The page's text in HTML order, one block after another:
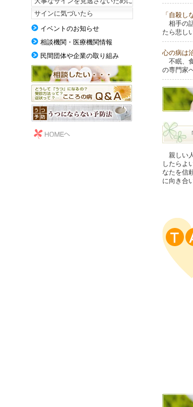
サインに気づいたら
イベントのお知らせ
相談機関・医療機関情報
民間団体や企業の取り組み
「自殺し
相手の
たら悲し
心の病は
不眠、
の専門家
親しい
したらよ
なたを信
に向き合